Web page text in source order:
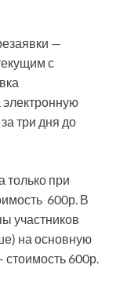
—
с
электронную
за три дня до
только при
600р. В
участников
на основную
600р.